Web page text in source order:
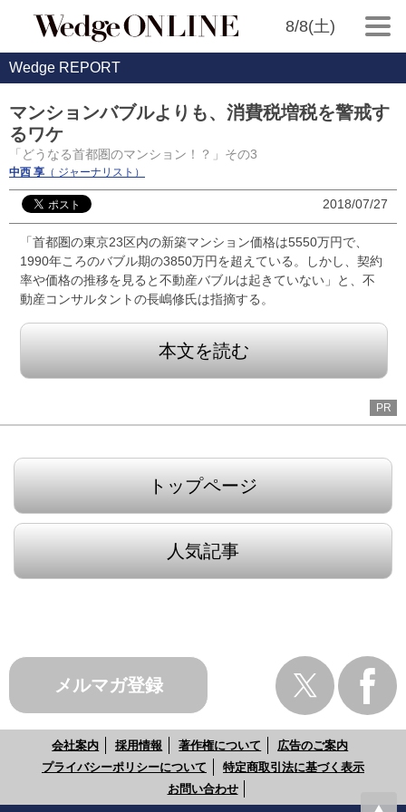
8/8(土)
Wedge REPORT
マンションバブルよりも、消費税増税を警戒す
るワケ
「どうなる首都圏のマンション！？」その3
中西 享 （ ジャーナリスト）
2018/07/27
「首都圏の東京23区内の新築マンション価格は5550万円で、
1990年ころのバブル期の3850万円を超えている。しかし、契約
率や価格の推移を見ると不動産バブルは起きていない」と、不
動産コンサルタントの長嶋修氏は指摘する。
本文を読む
PR
トップページ
人気記事
メルマガ登録
会社案内 採用情報 著作権について
広告のご案内
プライバシーポリシーについて
特定商取引法に基づく表示
お問い合わせ